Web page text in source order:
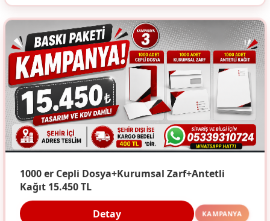
1000 er Cepli Dosya+Kurumsal Zarf+Antetli
Kağıt 15.450 TL
Detay KAMPANYA